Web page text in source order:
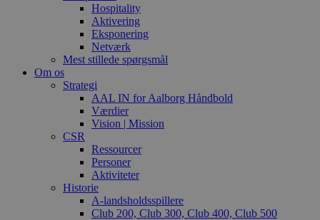
Hospitality
Aktivering
Eksponering
Netværk
Mest stillede spørgsmål
Om os
Strategi
AAL IN for Aalborg Håndbold
Værdier
Vision | Mission
CSR
Ressourcer
Personer
Aktiviteter
Historie
A-landsholdsspillere
Club 200, Club 300, Club 400, Club 500